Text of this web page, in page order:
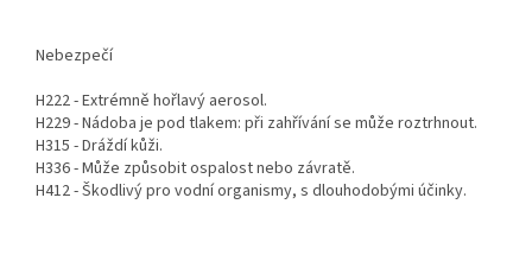
Nebezpečí
H222 - Extrémně hořlavý aerosol.
H229 - Nádoba je pod tlakem: při zahřívání se může roztrhnout.
H315 - Dráždí kůži.
H336 - Může způsobit ospalost nebo závratě.
H412 - Škodlivý pro vodní organismy, s dlouhodobými účinky.